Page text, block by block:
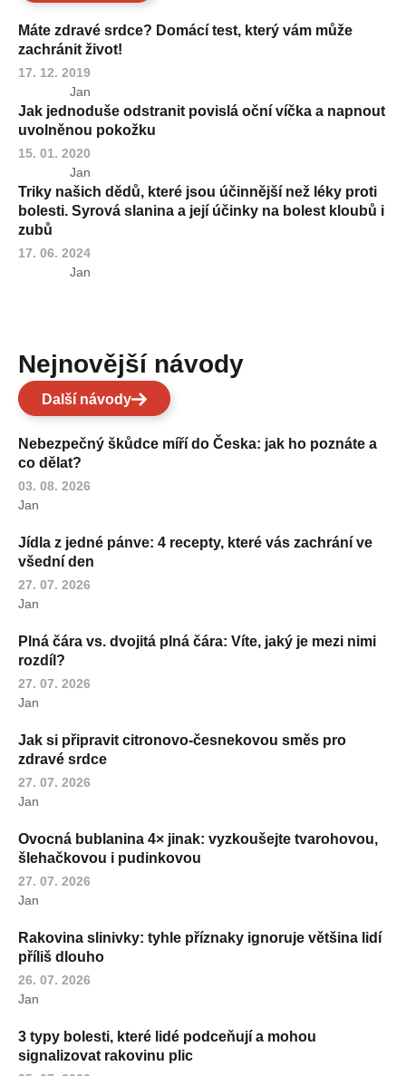
Máte zdravé srdce? Domácí test, který vám může
zachránit život!
17. 12. 2019
Jan
Jak jednoduše odstranit povislá oční víčka a napnout
uvolněnou pokožku
15. 01. 2020
Jan
Triky našich dědů, které jsou účinnější než léky proti
bolesti. Syrová slanina a její účinky na bolest kloubů i
zubů
17. 06. 2024
Jan
Nejnovější návody
Další návody
Nebezpečný škůdce míří do Česka: jak ho poznáte a
co dělat?
03. 08. 2026
Jan
Jídla z jedné pánve: 4 recepty, které vás zachrání ve
všední den
27. 07. 2026
Jan
Plná čára vs. dvojitá plná čára: Víte, jaký je mezi nimi
rozdíl?
27. 07. 2026
Jan
Jak si připravit citronovo-česnekovou směs pro
zdravé srdce
27. 07. 2026
Jan
Ovocná bublanina 4× jinak: vyzkoušejte tvarohovou,
šlehačkovou i pudinkovou
27. 07. 2026
Jan
Rakovina slinivky: tyhle příznaky ignoruje většina lidí
příliš dlouho
26. 07. 2026
Jan
3 typy bolesti, které lidé podceňují a mohou
signalizovat rakovinu plic